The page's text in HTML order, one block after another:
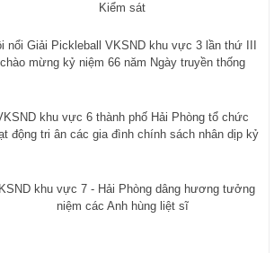
Kiểm sát
nổi Giải Pickleball VKSND khu vực 3 lần thứ III
chào mừng kỷ niệm 66 năm Ngày truyền thống
khu vực 6 thành phố Hải Phòng tổ chức
động tri ân các gia đình chính sách nhân dịp kỷ
khu vực 7 - Hải Phòng dâng hương tưởng
niệm các Anh hùng liệt sĩ